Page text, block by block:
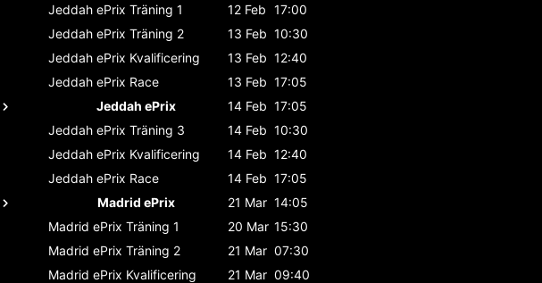
Jeddah ePrix Träning 1 12 Feb 17:00
Jeddah ePrix Träning 2 13 Feb 10:30
Jeddah ePrix Kvalificering 13 Feb 12:40
Jeddah ePrix Race 13 Feb 17:05
Jeddah ePrix
14 Feb 17:05
Jeddah ePrix Träning 3 14 Feb 10:30
Jeddah ePrix Kvalificering 14 Feb 12:40
Jeddah ePrix Race 14 Feb 17:05
Madrid ePrix
21 Mar 14:05
Madrid ePrix Träning 1 20 Mar 15:30
Madrid ePrix Träning 2 21 Mar 07:30
Madrid ePrix Kvalificering 21 Mar 09:40